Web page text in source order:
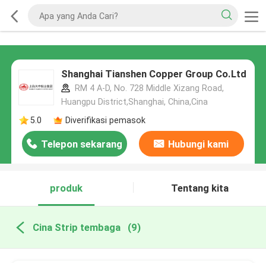
Shanghai Tianshen Copper Group Co.Ltd
RM 4 A-D, No. 728 Middle Xizang Road,
Huangpu District,Shanghai, China,Cina
5.0
Diverifikasi pemasok
Telepon sekarang Hubungi kami
produk Tentang kita
Cina Strip tembaga (9)